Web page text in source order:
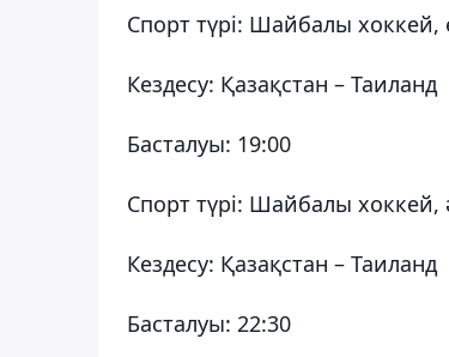
Спорт түрі: Шайбалы хоккей,
Кездесу: Қазақстан – Таиланд
Басталуы: 19:00
Спорт түрі: Шайбалы хоккей,
Кездесу: Қазақстан – Таиланд
Басталуы: 22:30